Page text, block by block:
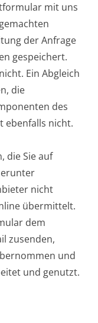
mit uns
der Anfrage
gespeichert.
Ein Abgleich
die
des
ebenfalls nicht.
die Sie auf
nicht
übermittelt.
dem
zusenden,
und
und genutzt.